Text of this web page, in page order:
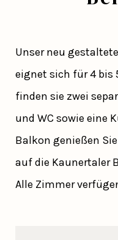
Unser neu
eignet sich für 4 bis
finden sie zwei
und WC sowie eine
Balkon genießen
auf die Kaunertaler
Alle Zimmer